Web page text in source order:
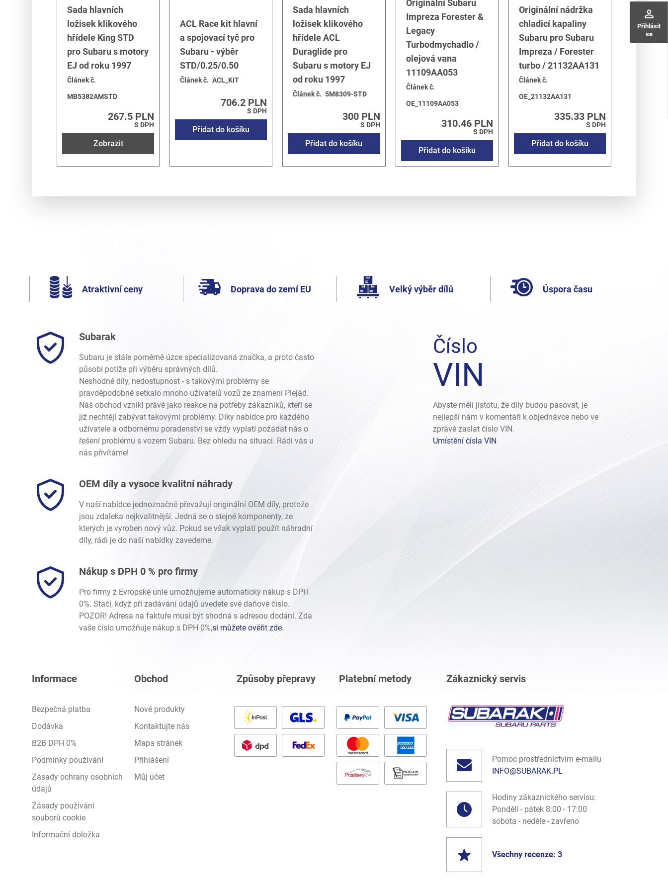
perm_identity
Přihlásit
se
Sada hlavních
ložisek klikového
hřídele King STD
pro Subaru s motory
EJ od roku 1997
Článek č.
MB5382AMSTD
267.5 PLN
S DPH
Zobrazit
ACL Race kit hlavní
a spojovací tyč pro
Subaru - výběr
STD/0.25/0.50
Článek č. ACL_KIT
706.2 PLN
S DPH
Přidat do košíku
Sada hlavních
ložisek klikového
hřídele ACL
Duraglide pro
Subaru s motory EJ
od roku 1997
Článek č. 5M8309-STD
300 PLN
S DPH
Přidat do košíku
Originální Subaru
Impreza Forester &
Legacy
Turbodmychadlo /
olejová vana
11109AA053
Článek č.
OE_11109AA053
310.46 PLN
S DPH
Přidat do košíku
Originální nádržka
chladicí kapaliny
Subaru pro Subaru
Impreza / Forester
turbo / 21132AA131
Článek č.
OE_21132AA131
335.33 PLN
S DPH
Přidat do košíku
Atraktivní ceny Doprava do zemí EU Velký výběr dílů Úspora času
Subarak
Subaru je stále poměrně úzce specializovaná značka, a proto často
působí potíže při výběru správných dílů.
Neshodné díly, nedostupnost - s takovými problémy se
pravděpodobně setkalo mnoho uživatelů vozů ze znamení Plejád.
Náš obchod vznikl právě jako reakce na potřeby zákazníků, kteří se
již nechtějí zabývat takovými problémy. Díky nabídce pro každého
uživatele a odbornému poradenství se vždy vyplatí požádat nás o
řešení problému s vozem Subaru. Bez ohledu na situaci. Rádi vás u
nás přivítáme!
OEM díly a vysoce kvalitní náhrady
V naší nabídce jednoznačně převažují originální OEM díly, protože
jsou zdaleka nejkvalitnější. Jedná se o stejné komponenty, ze
kterých je vyroben nový vůz. Pokud se však vyplatí použít náhradní
díly, rádi je do naší nabídky zavedeme.
Nákup s DPH 0 % pro firmy
Pro firmy z Evropské unie umožňujeme automatický nákup s DPH
0%. Stačí, když při zadávání údajů uvedete své daňové číslo.
POZOR! Adresa na faktuře musí být shodná s adresou dodání. Zda
vaše číslo umožňuje nákup s DPH 0%,si můžete ověřit zde.
Číslo
VIN
Abyste měli jistotu, že díly budou pasovat, je
nejlepší nám v komentáři k objednávce nebo ve
zprávě zaslat číslo VIN.
Umístění čísla VIN
Informace
Bezpečná platba
Dodávka
B2B DPH 0%
Podmínky používání
Zásady ochrany osobních
údajů
Zásady používání
souborů cookie
Informační doložka
Obchod
Nové produkty
Kontaktujte nás
Mapa stránek
Přihlášení
Můj účet
Způsoby přepravy Platební metody Zákaznický servis
Pomoc prostřednictvím e-mailu
INFO@SUBARAK.PL
Hodiny zákaznického servisu:
Pondělí - pátek 8:00 - 17:00
sobota - neděle - zavřeno
Všechny recenze: 3